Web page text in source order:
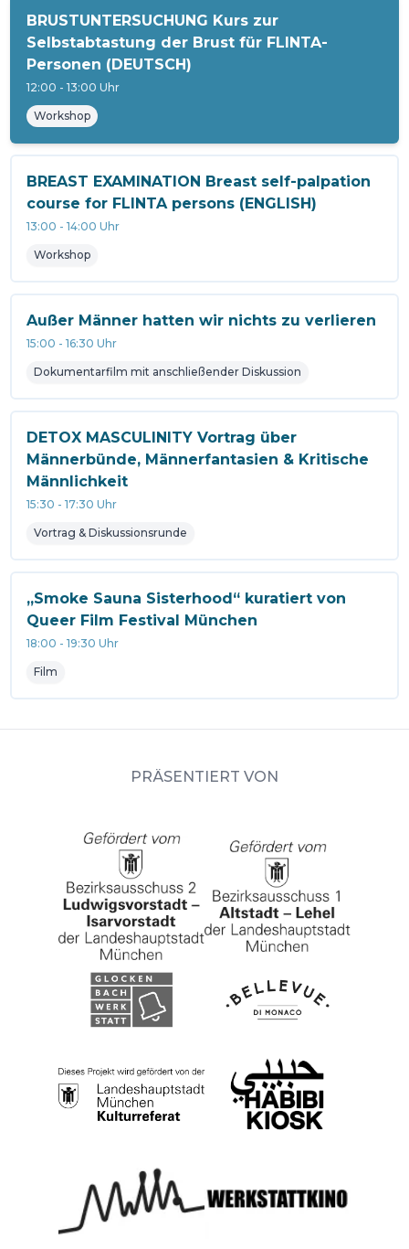
BRUSTUNTERSUCHUNG Kurs zur
Selbstabtastung der Brust für FLINTA-
Personen (DEUTSCH)
12:00 -13:00 Uhr
Workshop
BREAST EXAMINATION Breast self-palpation
course for FLINTA persons (ENGLISH)
13:00 -14:00 Uhr
Workshop
Außer Männer hatten wir nichts zu verlieren
15:00 -16:30 Uhr
Dokumentarfilm mit anschließender Diskussion
DETOX MASCULINITY Vortrag über
Männerbünde, Männerfantasien & Kritische
Männlichkeit
15:30 -17:30 Uhr
Vortrag & Diskussionsrunde
„Smoke Sauna Sisterhood“ kuratiert von
Queer Film Festival München
18:00 -19:30 Uhr
Film
PRÄSENTIERT VON